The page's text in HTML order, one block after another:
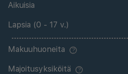
Aikuisia
Lapsia (0 - 17 v.)
Makuuhuoneita
Majoitusyksiköitä